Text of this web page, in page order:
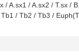
x / A.sx1 / A.sx2 / T.sx /
Tb1 / Tb2 / Tb3 /